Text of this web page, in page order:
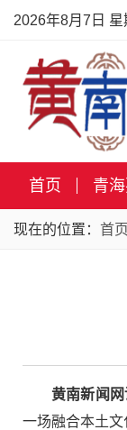
2026年8月7日
首页 青
现在的位置： 首页
黄南新闻网
一场融合本土文